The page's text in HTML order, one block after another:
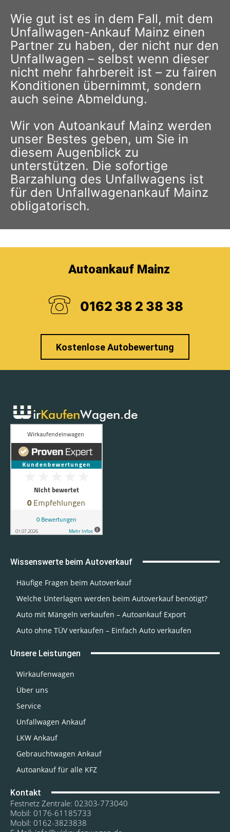
Wie gut ist es in dem Fall, mit dem
Unfallwagen-Ankauf Mainz einen
Partner zu haben, der nicht nur den
Unfallwagen – selbst wenn dieser
nicht mehr fahrbereit ist – zu fairen
Konditionen übernimmt, sondern
auch seine Abmeldung.
Wir von Autoankauf Mainz werden
unser Bestes geben, um Sie in
diesem Augenblick zu
unterstützen. Die sofortige
Barzahlung des Unfallwagens ist
für den Unfallwagenankauf Mainz
obligatorisch.
Autoankauf Mainz
0162 38 2 38 38
Kostenlose Autobewertung
Wissenswerte beim Autoverkauf
Häufige Fragen beim Autoverkauf
Welche Unterlagen werden beim Autoverkauf benötigt?
Auto mit Mängeln verkaufen – Autoankauf Export
Auto ohne TÜV verkaufen – Einfach Auto verkaufen
Unsere Leistungen
Wirkaufenwagen
Über uns
Service
Unfallwagen Ankauf
LKW Ankauf
Gebrauchtwagen Ankauf
Autoankauf für alle KFZ
Kontakt
Festnetz Zentrale: 02303-773040
Mobil: 0176-61185733
Mobil: 0162-3823838